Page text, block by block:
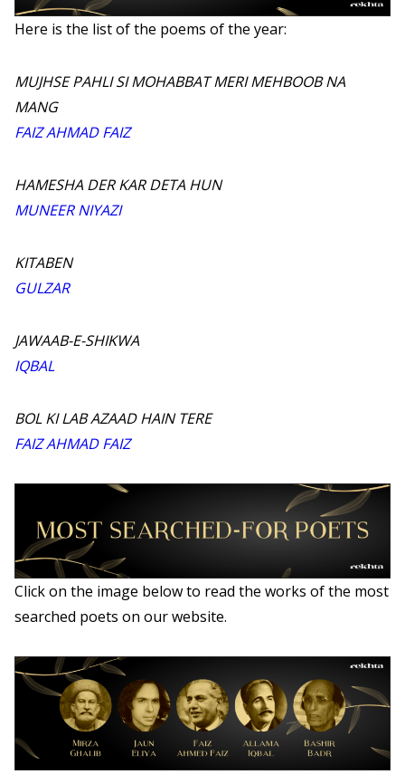
Here is the list of the poems of the year:
MUJHSE PAHLI SI MOHABBAT MERI MEHBOOB NA
MANG
FAIZ AHMAD FAIZ
HAMESHA DER KAR DETA HUN
MUNEER NIYAZI
KITABEN
GULZAR
JAWAAB-E-SHIKWA
IQBAL
BOL KI LAB AZAAD HAIN TERE
FAIZ AHMAD FAIZ
Click on the image below to read the works of the most
searched poets on our website.